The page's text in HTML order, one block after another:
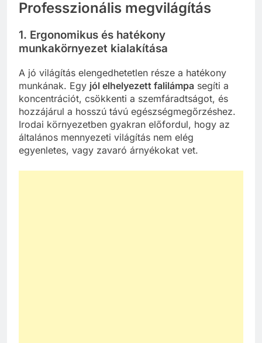
Professzionális megvilágítás
1. Ergonomikus és hatékony
munkakörnyezet kialakítása
A jó világítás elengedhetetlen része a hatékony
munkának. Egy jól elhelyezett falilámpa segíti a
koncentrációt, csökkenti a szemfáradtságot, és
hozzájárul a hosszú távú egészségmegőrzéshez.
Irodai környezetben gyakran előfordul, hogy az
általános mennyezeti világítás nem elég
egyenletes, vagy zavaró árnyékokat vet.